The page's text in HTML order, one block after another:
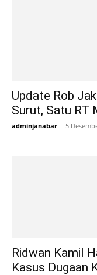
Update Rob
Surut, Satu RT
adminjanabar - 5
Ridwan Kamil
Kasus Dugaan